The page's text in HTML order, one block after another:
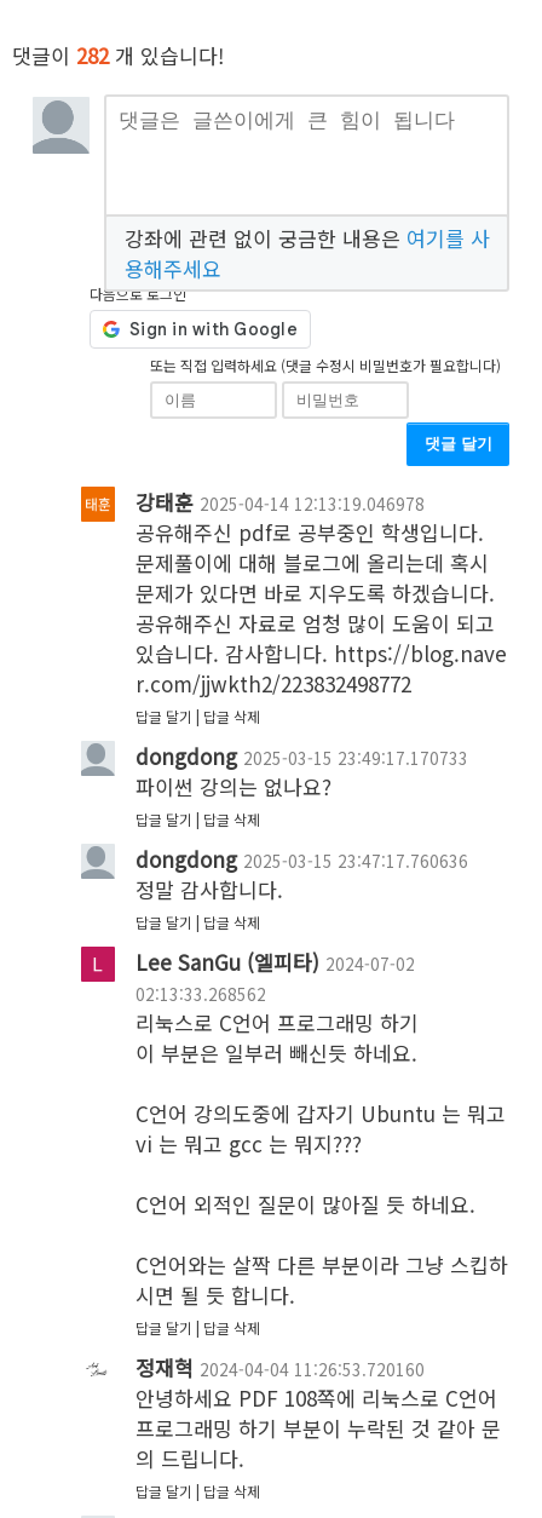
댓글이 282개 있습니다!
강좌에 관련 없이 궁금한 내용은 여기를 사
용해주세요
다음으로 로그인
또는 직접 입력하세요 (댓글 수정시 비밀번호가 필요합니다)
댓글 달기
강태훈 2025-04-14 12:13:19.046978
공유해주신 pdf로 공부중인 학생입니다.
문제풀이에 대해 블로그에 올리는데 혹시
문제가 있다면 바로 지우도록 하겠습니다.
공유해주신 자료로 엄청 많이 도움이 되고
있습니다. 감사합니다. https://blog.nave
r.com/jjwkth2/223832498772
답글 달기 답글 삭제
dongdong 2025-03-15 23:49:17.170733
파이썬 강의는 없나요?
답글 달기 답글 삭제
dongdong 2025-03-15 23:47:17.760636
정말 감사합니다.
답글 달기 답글 삭제
Lee SanGu (엘피타) 2024-07-02
02:13:33.268562
리눅스로 C언어 프로그래밍 하기
이 부분은 일부러 빼신듯 하네요.
C언어 강의도중에 갑자기 Ubuntu 는 뭐고
vi 는 뭐고 gcc 는 뭐지???
C언어 외적인 질문이 많아질 듯 하네요.
C언어와는 살짝 다른 부분이라 그냥 스킵하
시면 될 듯 합니다.
답글 달기 답글 삭제
정재혁 2024-04-04 11:26:53.720160
안녕하세요 PDF 108쪽에 리눅스로 C언어
프로그래밍 하기 부분이 누락된 것 같아 문
의 드립니다.
답글 달기 답글 삭제